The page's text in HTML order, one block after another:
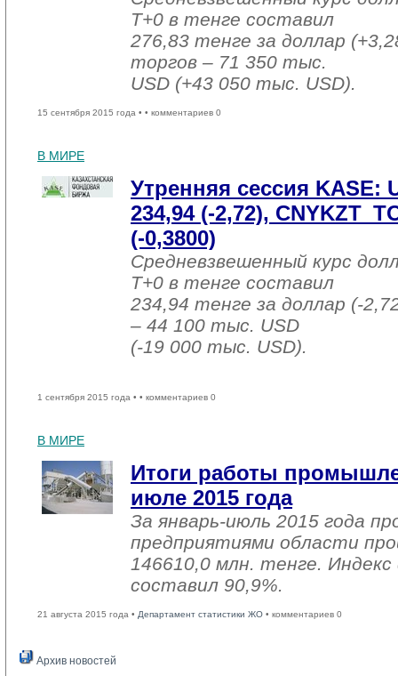
T+0 в тенге составил
276,83 тенге за доллар
торгов – 71 350 тыс.
USD (+43 050 тыс. USD).
15 сентября 2015 года • • комментариев 0
В МИРЕ
Утренняя сессия KASE:
234,94 (-2,72),
(-0,3800)
Средневзвешенный курс
T+0 в тенге составил
234,94 тенге за доллар (-
– 44 100 тыс. USD
(-19 000 тыс. USD).
1 сентября 2015 года • • комментариев 0
В МИРЕ
Итоги работы
июле 2015 года
За январь-июль 2015 года
предприятиями области
146610,0 млн. тенге. Индекс
составил 90,9%.
21 августа 2015 года • Департамент статистики ЖО • комментариев 0
Архив новостей